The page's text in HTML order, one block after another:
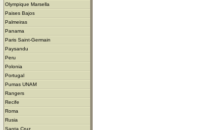
Olympique Marsella
Paises Bajos
Palmeiras
Panama
Paris Saint-Germain
Paysandu
Peru
Polonia
Portugal
Pumas UNAM
Rangers
Recife
Roma
Rusia
Santa Cruz